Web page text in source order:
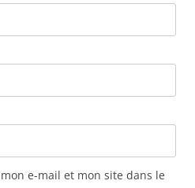
e-mail et mon site dans le